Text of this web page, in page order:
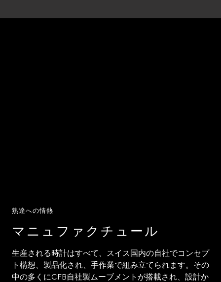
熟達への情熱
マニュファクチュール
生産される時計はすべて、スイス国内の自社でコンセプ
ト構想、製品化され、手作業で組み立てられます。その
中の多くにCFB自社製ムーブメントが搭載され、設計か